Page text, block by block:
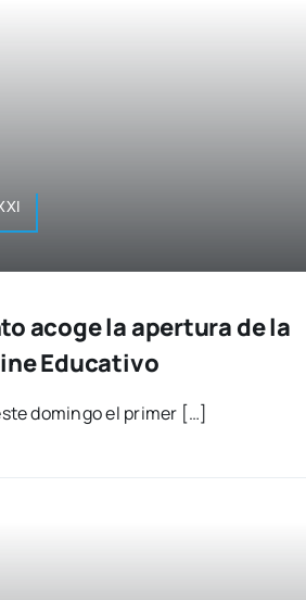
acoge la apertura de la
Educativo
domin­go el pri­mer […]